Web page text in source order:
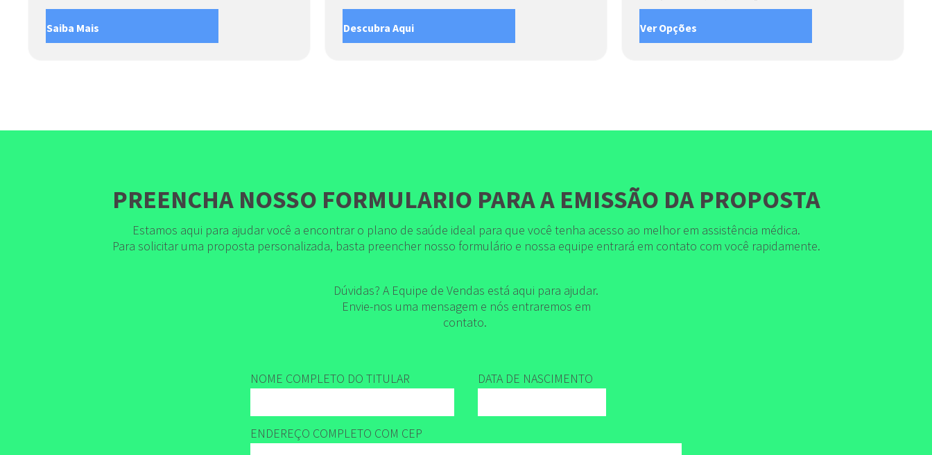
Saiba Mais Descubra Aqui Ver Opções
PREENCHA NOSSO FORMULARIO PARA A EMISSÃO DA PROPOSTA
Estamos aqui para ajudar você a encontrar o plano de saúde ideal para que você tenha acesso ao melhor em assistência médica.
Para solicitar uma proposta personalizada, basta preencher nosso formulário e nossa equipe entrará em contato com você rapidamente.
Dúvidas? A Equipe de Vendas está aqui para ajudar.
Envie-nos uma mensagem e nós entraremos em
contato.
NOME COMPLETO DO TITULAR DATA DE NASCIMENTO
ENDEREÇO COMPLETO COM CEP